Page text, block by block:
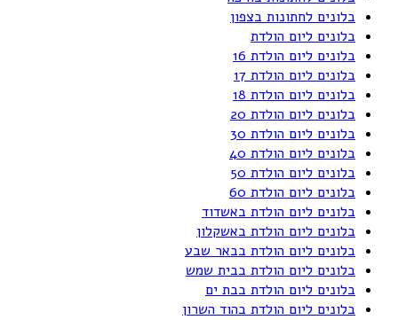
בלונים לחתונות בצפון
בלונים ליום הולדת
בלונים ליום הולדת 16
בלונים ליום הולדת 17
בלונים ליום הולדת 18
בלונים ליום הולדת 20
בלונים ליום הולדת 30
בלונים ליום הולדת 40
בלונים ליום הולדת 50
בלונים ליום הולדת 60
בלונים ליום הולדת באשדוד
בלונים ליום הולדת באשקלון
בלונים ליום הולדת בבאר שבע
בלונים ליום הולדת בבית שמש
בלונים ליום הולדת בבת ים
בלונים ליום הולדת בהוד השרון